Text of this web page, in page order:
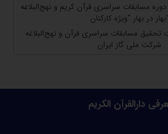
مسابقات سراسری قرآن کریم و نهج‌البلاغه
“بهار در بهار “ویژه کارکنان
مسابقات سراسری قرآن و نهج‌البلاغه
شرکت ملی گاز ایران
دارالقرآن الکریم